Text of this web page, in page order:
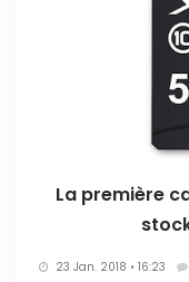
La première
23 Jan. 2018 • 16:23